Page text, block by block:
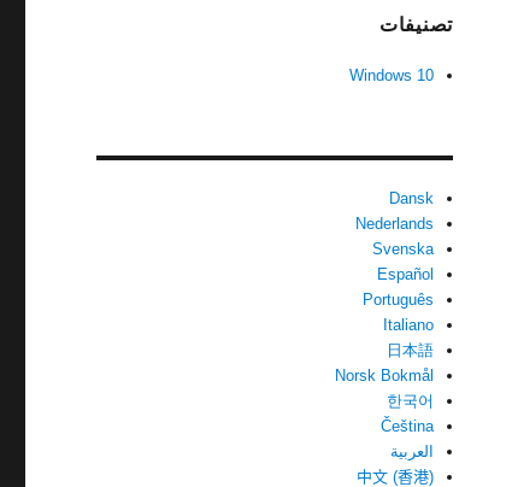
تصنيفات
Windows 10
Dansk
Nederlands
Svenska
Español
Português
Italiano
日本語
Norsk Bokmål
한국어
Čeština
العربية
中文 (香港)